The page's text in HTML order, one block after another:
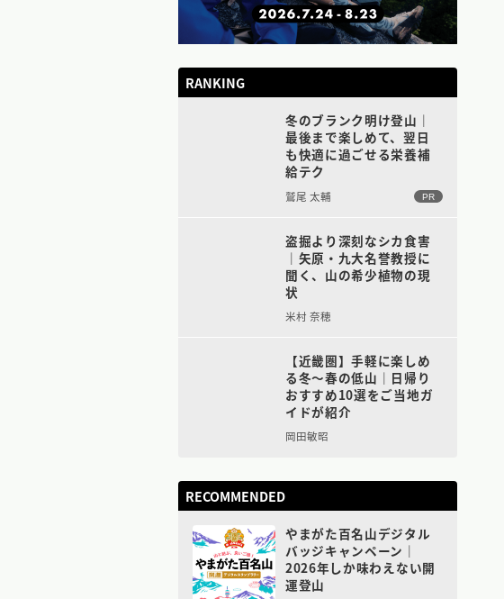
RANKING
冬のブランク明け登山｜
最後まで楽しめて、翌日
も快適に過ごせる栄養補
給テク
鷲尾 太輔 PR
盗掘より深刻なシカ食害
｜矢原・九大名誉教授に
聞く、山の希少植物の現
状
米村 奈穂
【近畿圏】手軽に楽しめ
る冬〜春の低山｜日帰り
おすすめ10選をご当地ガ
イドが紹介
岡田敏昭
RECOMMENDED
やまがた百名山デジタル
バッジキャンペーン｜
2026年しか味わえない開
運登山